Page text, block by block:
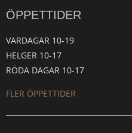
ÖPPETTIDER
VARDAGAR 10-19
HELGER 10-17
RÖDA DAGAR 10-17
FLER ÖPPETTIDER